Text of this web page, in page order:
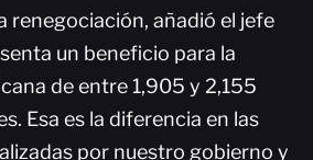
renegociación, añadió el jefe
un beneficio para la
de entre 1,905 y 2,155
Esa es la diferencia en las
por nuestro gobierno y